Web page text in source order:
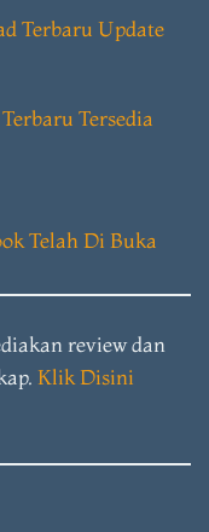
Terbaru Update
Tersedia
Telah Di Buka
review dan
Klik Disini